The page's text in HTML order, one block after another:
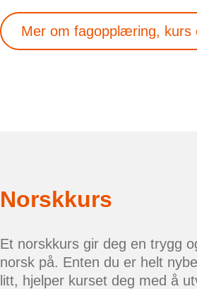
Mer om fagopplæring, kurs
Norskkurs
Et norskkurs gir deg en trygg
norsk på. Enten du er helt
litt, hjelper kurset deg med å